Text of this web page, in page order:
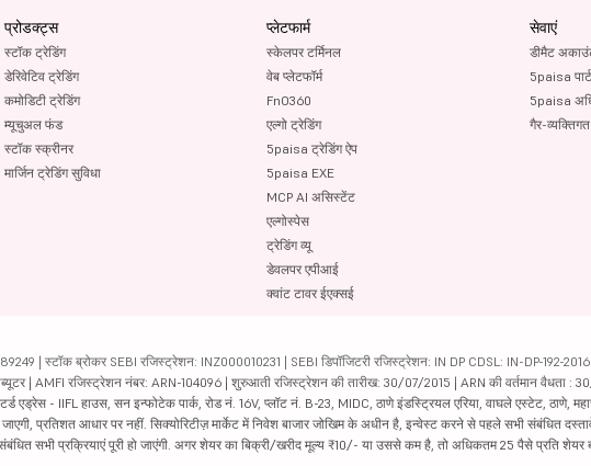
प्रोडक्ट्स
स्टॉक ट्रेडिंग
डेरिवेटिव ट्रेडिंग
कमोडिटी ट्रेडिंग
म्यूचुअल फंड
स्टॉक स्क्रीनर
मार्जिन ट्रेडिंग सुविधा
प्लेटफार्म
स्केलपर टर्मिनल
वेब प्लेटफॉर्म
FnO360
एल्गो ट्रेडिंग
5paisa ट्रेडिंग ऐप
5paisa EXE
MCP AI असिस्टेंट
एल्गोस्पेस
ट्रेडिंग व्यू
डेवलपर एपीआई
क्वांट टावर ईएक्सई
सेवाएं
डीमैट
5paisa
5paisa
गैर-
| स्टॉक ब्रोकर SEBI रजिस्ट्रेशन: INZ000010231 | SEBI डिपॉजिटरी रजिस्ट्रेशन: IN DP CDSL: IN-DP-192-2016
| AMFI रजिस्ट्रेशन नंबर: ARN-104096 | शुरुआती रजिस्ट्रेशन की तारीख: 30/07/2015 | ARN की वर्तमान वैधता :
- IIFL हाउस, सन इन्फोटेक पार्क, रोड नं. 16V, प्लॉट नं. B-23, MIDC, ठाणे इंडस्ट्रियल एरिया, वाघले एस्टेट, ठाणे,
प्रतिशत आधार पर नहीं. सिक्योरिटीज़ मार्केट में निवेश बाजार जोखिम के अधीन है, इन्वेस्ट करने से पहले सभी संबंधित
सभी प्रक्रियाएं पूरी हो जाएंगी. अगर शेयर का बिक्री/खरीद मूल्य ₹10/- या उससे कम है, तो अधिकतम 25 पैसे प्रति